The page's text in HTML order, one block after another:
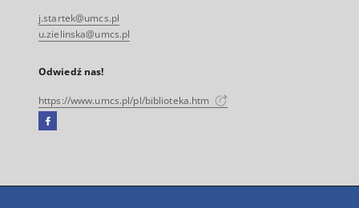
j.startek@umcs.pl
u.zielinska@umcs.pl
Odwiedź nas!
https://www.umcs.pl/pl/biblioteka.htm
Facebook
się